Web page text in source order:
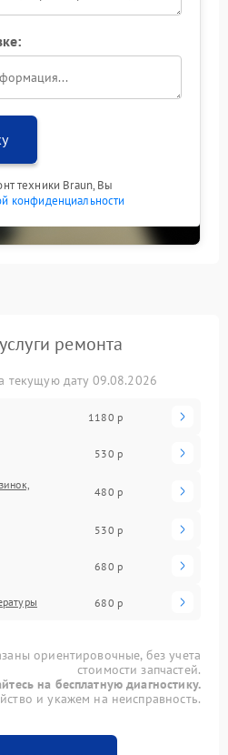
техники Braun, Вы
конфиденциальности
ремонта
текущую дату 09.08.2026
1180 р
530 р
480 р
530 р
680 р
680 р
ориентировочные, без учета
стоимости запчастей.
на бесплатную диагностику.
и укажем на неисправность.